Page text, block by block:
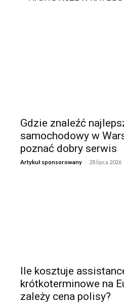
Gdzie znaleźć
samochodowy w
poznać dobry serwis
Artykuł sponsorowany - 28 lipca 2026
Ile kosztuje
krótkoterminowe na
zależy cena polisy?